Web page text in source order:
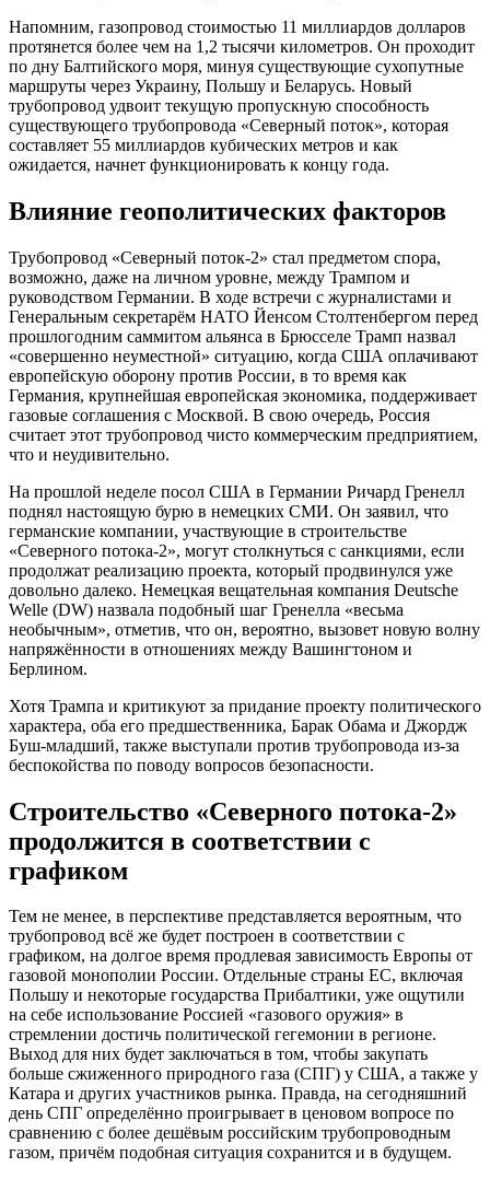
Напомним, газопровод стоимостью 11 миллиардов долларов
протянется более чем на 1,2 тысячи километров. Он проходит
по дну Балтийского моря, минуя существующие сухопутные
маршруты через Украину, Польшу и Беларусь. Новый
трубопровод удвоит текущую пропускную способность
существующего трубопровода «Северный поток», которая
составляет 55 миллиардов кубических метров и как
ожидается, начнет функционировать к концу года.
Влияние геополитических факторов
Трубопровод «Северный поток-2» стал предметом спора,
возможно, даже на личном уровне, между Трампом и
руководством Германии. В ходе встречи с журналистами и
Генеральным секретарём НАТО Йенсом Столтенбергом перед
прошлогодним саммитом альянса в Брюсселе Трамп назвал
«совершенно неуместной» ситуацию, когда США оплачивают
европейскую оборону против России, в то время как
Германия, крупнейшая европейская экономика, поддерживает
газовые соглашения с Москвой. В свою очередь, Россия
считает этот трубопровод чисто коммерческим предприятием,
что и неудивительно.
На прошлой неделе посол США в Германии Ричард Гренелл
поднял настоящую бурю в немецких СМИ. Он заявил, что
германские компании, участвующие в строительстве
«Северного потока-2», могут столкнуться с санкциями, если
продолжат реализацию проекта, который продвинулся уже
довольно далеко. Немецкая вещательная компания Deutsche
Welle (DW) назвала подобный шаг Гренелла «весьма
необычным», отметив, что он, вероятно, вызовет новую волну
напряжённости в отношениях между Вашингтоном и
Берлином.
Хотя Трампа и критикуют за придание проекту политического
характера, оба его предшественника, Барак Обама и Джордж
Буш-младший, также выступали против трубопровода из-за
беспокойства по поводу вопросов безопасности.
Строительство «Северного потока-2»
продолжится в соответствии с
графиком
Тем не менее, в перспективе представляется вероятным, что
трубопровод всё же будет построен в соответствии с
графиком, на долгое время продлевая зависимость Европы от
газовой монополии России. Отдельные страны ЕС, включая
Польшу и некоторые государства Прибалтики, уже ощутили
на себе использование Россией «газового оружия» в
стремлении достичь политической гегемонии в регионе.
Выход для них будет заключаться в том, чтобы закупать
больше сжиженного природного газа (СПГ) у США, а также у
Катара и других участников рынка. Правда, на сегодняшний
день СПГ определённо проигрывает в ценовом вопросе по
сравнению с более дешёвым российским трубопроводным
газом, причём подобная ситуация сохранится и в будущем.